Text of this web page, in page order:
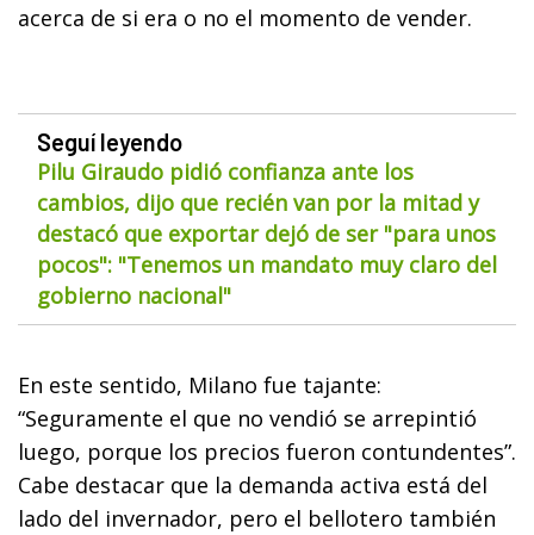
acerca de si era o no el momento de vender.
Seguí leyendo
Pilu Giraudo pidió confianza ante los
cambios, dijo que recién van por la mitad y
destacó que exportar dejó de ser "para unos
pocos": "Tenemos un mandato muy claro del
gobierno nacional"
En este sentido, Milano fue tajante:
“Seguramente el que no vendió se arrepintió
luego, porque los precios fueron contundentes”.
Cabe destacar que la demanda activa está del
lado del invernador, pero el bellotero también